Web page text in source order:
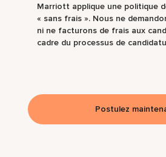
Marriott applique une politique
« sans frais ». Nous ne
ni ne facturons de frais aux
cadre du processus de
Postulez